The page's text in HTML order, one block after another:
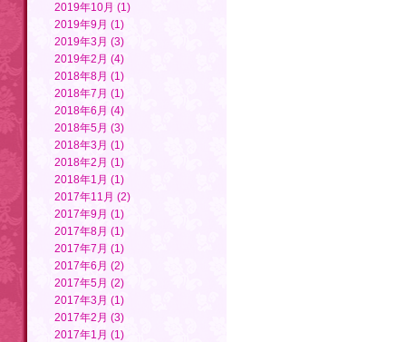
2019年10月 (1)
2019年9月 (1)
2019年3月 (3)
2019年2月 (4)
2018年8月 (1)
2018年7月 (1)
2018年6月 (4)
2018年5月 (3)
2018年3月 (1)
2018年2月 (1)
2018年1月 (1)
2017年11月 (2)
2017年9月 (1)
2017年8月 (1)
2017年7月 (1)
2017年6月 (2)
2017年5月 (2)
2017年3月 (1)
2017年2月 (3)
2017年1月 (1)